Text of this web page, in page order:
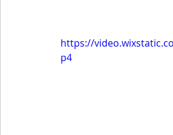
https://
p4